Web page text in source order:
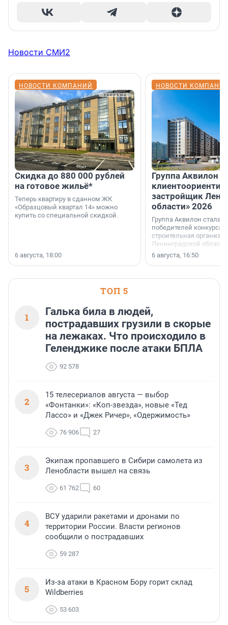
Новости СМИ2
НОВОСТИ КОМПАНИЙ
Скидка до 880 000 рублей
на готовое жильё*
Теперь квартиру в сданном ЖК
«Образцовый квартал 14» можно
купить со специальной скидкой.
6 августа, 18:00
НОВОСТИ
Группа Аквилон
застройщик
области» 2026
Группа Аквилон стала
победителей конкурса
строительная
Ленинградской области
номинации «Самый
застройщик
области».
6 августа, 16:50
ТОП 5
1
Галька била в людей,
пострадавших грузили в скорые
на лежаках. Что происходило в
Геленджике после атаки БПЛА
92 578
2
15 телесериалов августа — выбор
«Фонтанки»: «Коп-звезда», новые «Тед
Лассо» и «Джек Ричер», «Одержимость»
76 906 27
3
Экипаж пропавшего в Сибири самолета из
Ленобласти вышел на связь
61 762 60
4
ВСУ ударили ракетами и дронами по
территории России. Власти регионов
сообщили о пострадавших
59 287
5
Из-за атаки в Красном Бору горит склад
Wildberries
53 603